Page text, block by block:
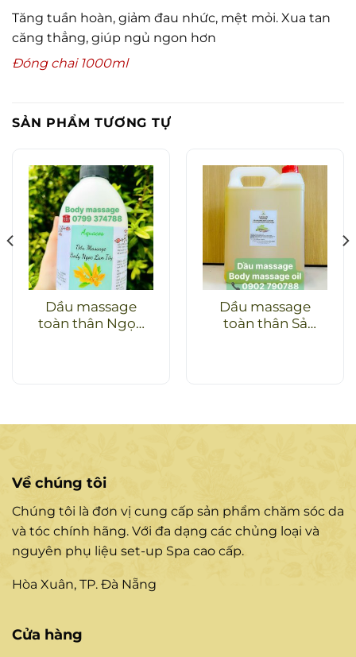
Tăng tuần hoàn, giảm đau nhức, mệt mỏi. Xua tan
căng thẳng, giúp ngủ ngon hơn
Đóng chai 1000ml
SẢN PHẨM TƯƠNG TỰ
Dầu massage
toàn thân Ngọc
Dầu massage
toàn thân Sả
Về chúng tôi
Chúng tôi là đơn vị cung cấp sản phẩm chăm sóc da
và tóc chính hãng. Với đa dạng các chủng loại và
nguyên phụ liệu set-up Spa cao cấp.
Hòa Xuân, TP. Đà Nẵng
Cửa hàng